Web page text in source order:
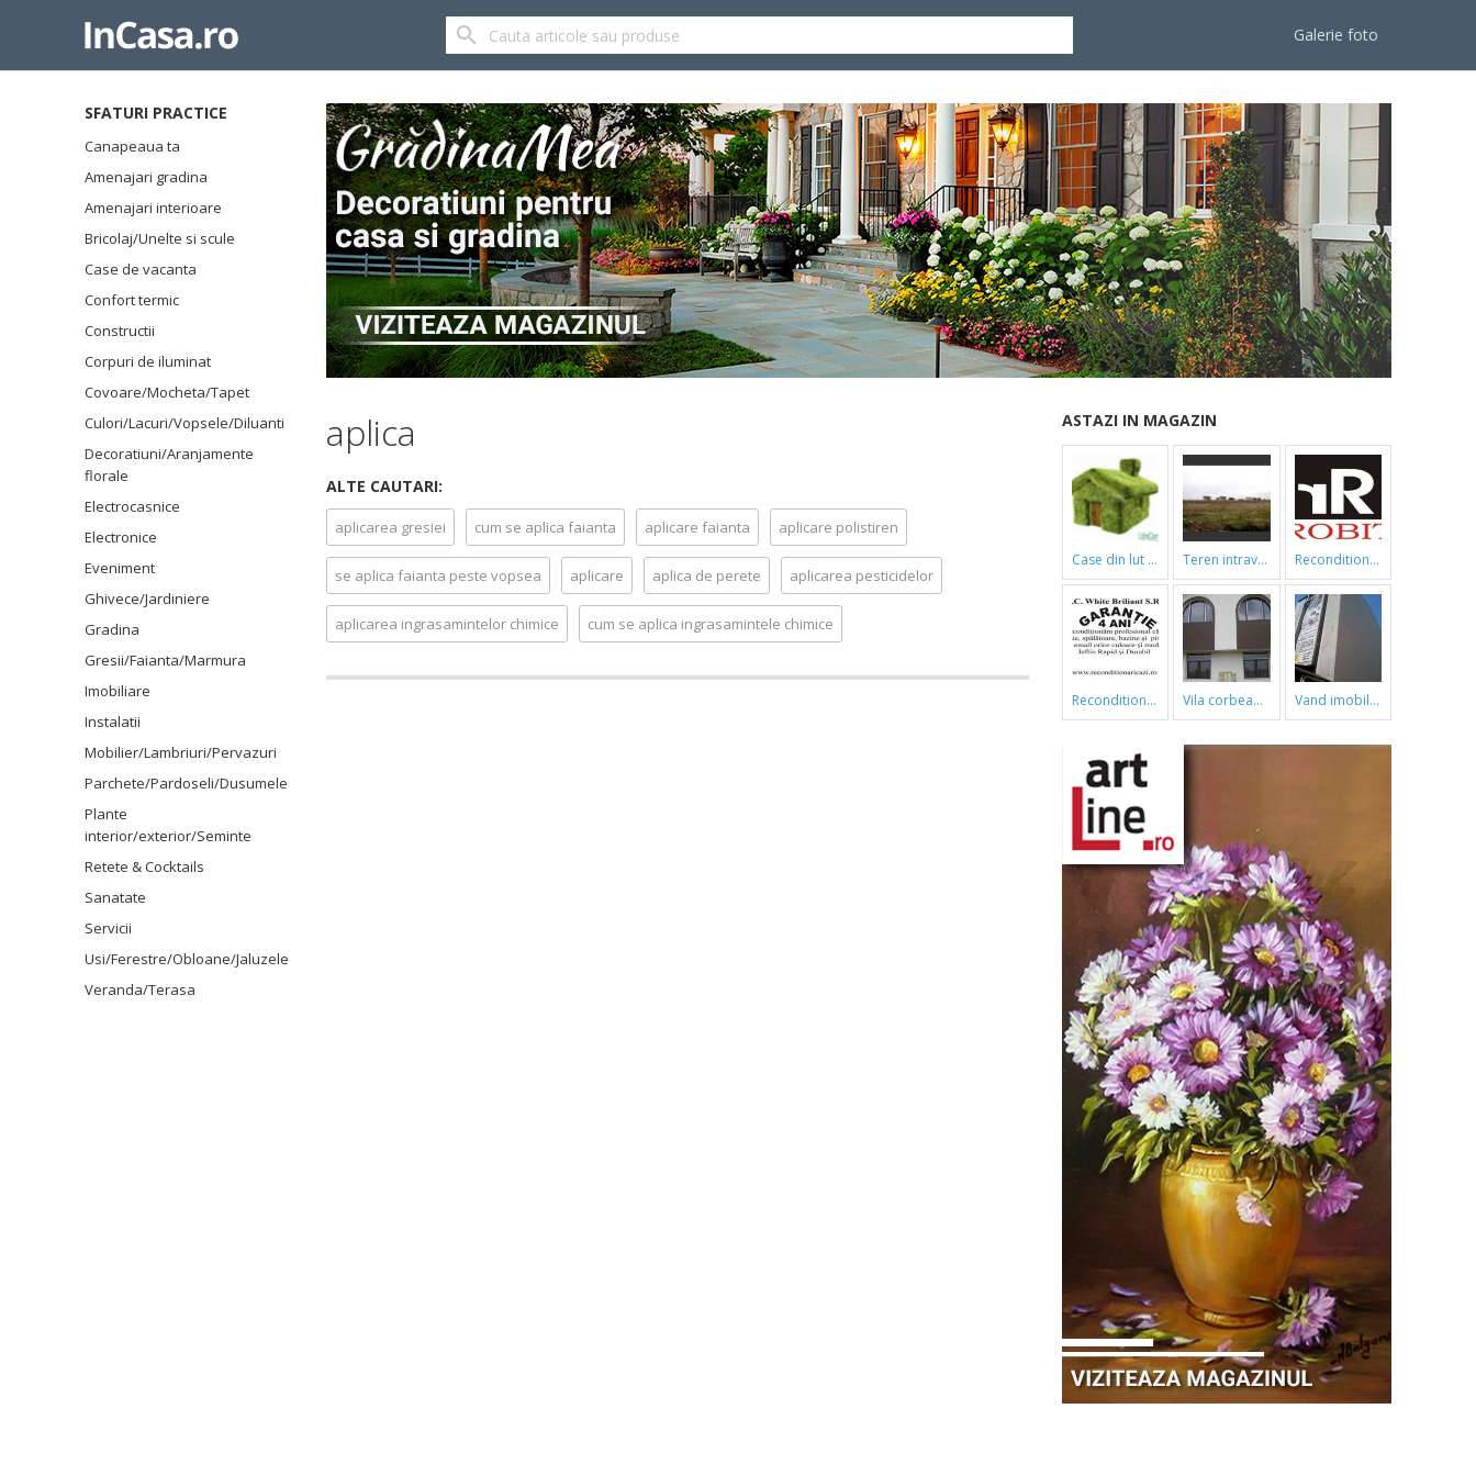
Galerie foto
SFATURI PRACTICE
Canapeaua ta
Amenajari gradina
Amenajari interioare
Bricolaj/Unelte si scule
Case de vacanta
Confort termic
Constructii
Corpuri de iluminat
Covoare/Mocheta/Tapet
Culori/Lacuri/Vopsele/Diluanti
Decoratiuni/Aranjamente
florale
Electrocasnice
Electronice
Eveniment
Ghivece/Jardiniere
Gradina
Gresii/Faianta/Marmura
Imobiliare
Instalatii
Mobilier/Lambriuri/Pervazuri
Parchete/Pardoseli/Dusumele
Plante
interior/exterior/Seminte
Retete & Cocktails
Sanatate
Servicii
Usi/Ferestre/Obloane/Jaluzele
Veranda/Terasa
aplica
ALTE CAUTARI:
aplicarea gresiei cum se aplica faianta aplicare faianta aplicare polistiren
se aplica faianta peste vopsea aplicare aplica de perete aplicarea pesticidelor
aplicarea ingrasamintelor chimice cum se aplica ingrasamintele chimice
ASTAZI IN MAGAZIN
case din lut si paie teren intravilan reconditionari cazi de baie
reconditionari cazi de baie vila corbeanca vand imobil ,790m,piata gorjului,pret negociabil